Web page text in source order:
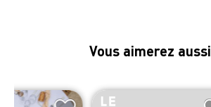
Vous aimerez